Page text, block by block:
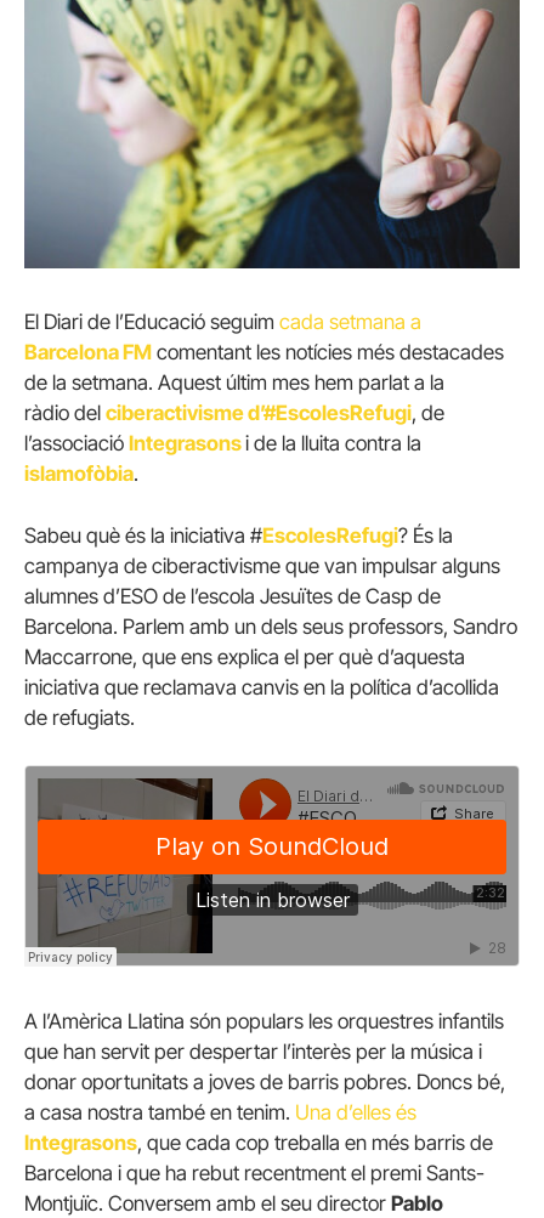
El Diari de l’Educació seguim cada setmana a
Barcelona FM comentant les notícies més destacades
de la setmana. Aquest últim mes hem parlat a la
ràdio del ciberactivisme d’#EscolesRefugi, de
l’associació Integrasonsi de la lluita contra la
islamofòbia.
Sabeu què és la iniciativa #EscolesRefugi? És la
campanya de ciberactivisme que van impulsar alguns
alumnes d’ESO de l’escola Jesuïtes de Casp de
Barcelona. Parlem amb un dels seus professors, Sandro
Maccarrone, que ens explica el per què d’aquesta
iniciativa que reclamava canvis en la política d’acollida
de refugiats.
A l’Amèrica Llatina són populars les orquestres infantils
que han servit per despertar l’interès per la música i
donar oportunitats a joves de barris pobres. Doncs bé,
a casa nostra també en tenim. Una d’elles és
Integrasons, que cada cop treballa en més barris de
Barcelona i que ha rebut recentment el premi Sants-
Montjuïc. Conversem amb el seu director Pablo